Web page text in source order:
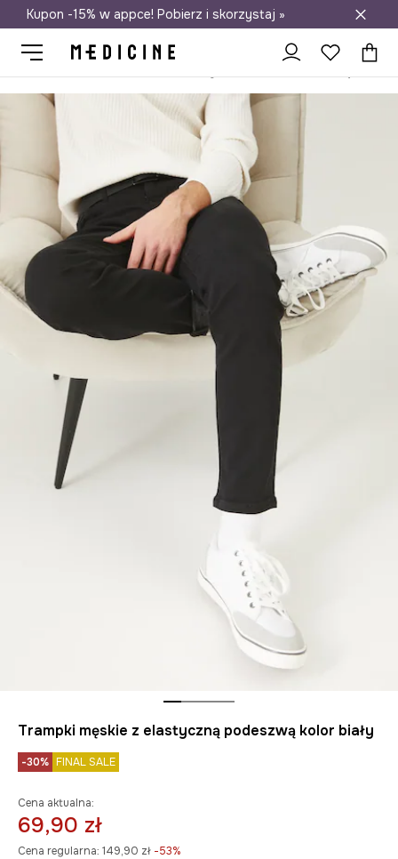
Darmowa dostawa do salonów
Kupon -15% w appce! Pobierz i skorzystaj »
Trampki męskie z elastyczną podeszwą kolor biały
-30% FINAL SALE
Cena aktualna:
69,90 zł
Cena regularna: 149,90 zł -53%